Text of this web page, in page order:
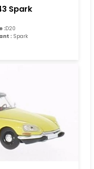
Spark
:D20
: Spark